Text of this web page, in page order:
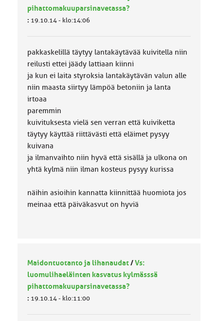
pihattomakuuparsinavetassa?
: 19.10.14 - klo:14:06
pakkaskelillä täytyy lantakäytävää kuivitella niin
reilusti ettei jäädy lattiaan kiinni
ja kun ei laita styroksia lantakäytävän valun alle
niin maasta siirtyy lämpöä betoniin ja lanta
irtoaa
paremmin
kuivituksesta vielä sen verran että kuiviketta
täytyy käyttää riittävästi että eläimet pysyy
kuivana
ja ilmanvaihto niin hyvä että sisällä ja ulkona on
yhtä kylmä niin ilman kosteus pysyy kurissa
näihin asioihin kannatta kiinnittää huomiota jos
meinaa että päiväkasvut on hyviä
Maidontuotanto ja lihanaudat/Vs:
luomulihaeläinten kasvatus kylmässsä
pihattomakuuparsinavetassa?
: 19.10.14 - klo:11:00